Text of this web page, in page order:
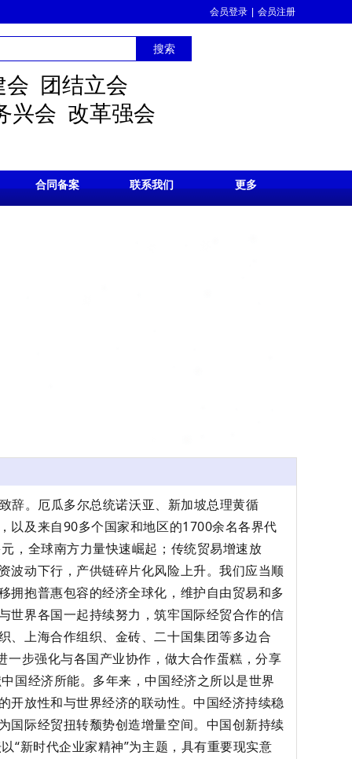
会 团结立会
会 改革强会
搜索
会员登录 会员注册
合同备案 联系我们 更多
辞。厄瓜多尔总统诺沃亚、新加坡总理黄循
以及来自90多个国家和地区的1700余名各界代
，全球南方力量快速崛起；传统贸易增速放
波动下行，产供链碎片化风险上升。我们应当顺
拥抱普惠包容的经济全球化，维护自由贸易和多
世界各国一起持续努力，筑牢国际经贸合作的信
、上海合作组织、金砖、二十国集团等多边合
一步强化与各国产业协作，做大合作蛋糕，分享
国经济所能。多年来，中国经济之所以是世界
开放性和与世界经济的联动性。中国经济持续稳
国际经贸扭转颓势创造增量空间。中国创新持续
“新时代企业家精神”为主题，具有重要现实意